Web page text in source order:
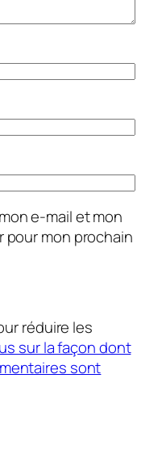
e-mail et mon
pour mon prochain
réduire les
sur la façon dont
sont